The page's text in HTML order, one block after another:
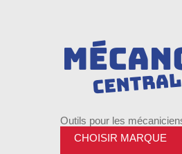
Outils pour les
CHOISIR MARQUE